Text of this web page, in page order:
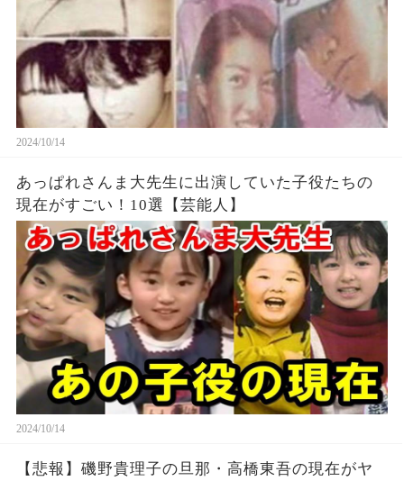
2024/10/14
あっぱれさんま大先生に出演していた子役たちの
現在がすごい！10選【芸能人】
2024/10/14
【悲報】磯野貴理子の旦那・高橋東吾の現在がヤ